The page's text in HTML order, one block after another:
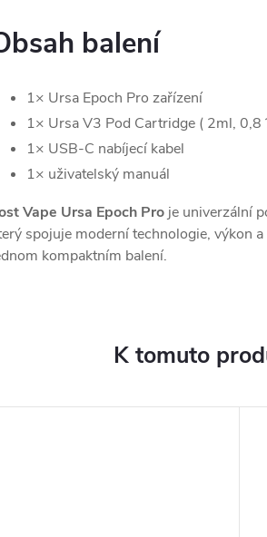
balení
1× Ursa Epoch Pro zařízení
1× Ursa V3 Pod Cartridge ( 2ml, 0,8
1× USB-C nabíjecí kabel
1× uživatelský manuál
Vape Ursa Epoch Pro je univerzální
spojuje moderní technologie, výkon
kompaktním balení.
K tomuto